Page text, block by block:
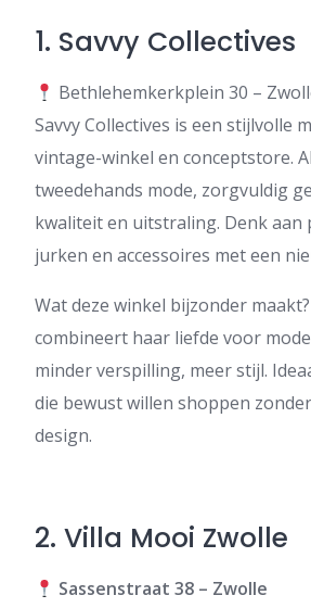
1. Savvy Collectives
Bethlehemkerkplein 30 –
Savvy Collectives is een stijlvolle
vintage-winkel en conceptstore.
tweedehands mode, zorgvuldig
kwaliteit en uitstraling. Denk aan
jurken en accessoires met een
Wat deze winkel bijzonder
combineert haar liefde voor
minder verspilling, meer stijl.
die bewust willen shoppen
design.
2. Villa Mooi Zwolle
Sassenstraat 38 – Zwolle